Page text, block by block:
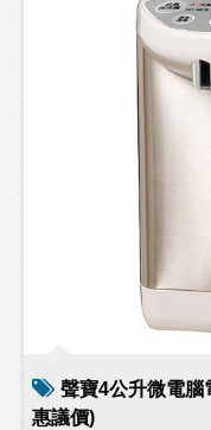
聲寶4公升微電
惠議價)